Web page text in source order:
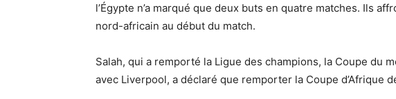
l’Égypte n’a marqué que deux buts en quatre matches. Ils
nord-africain au début du match.
Salah, qui a remporté la Ligue des champions, la Coupe du
avec Liverpool, a déclaré que remporter la Coupe d’Afrique